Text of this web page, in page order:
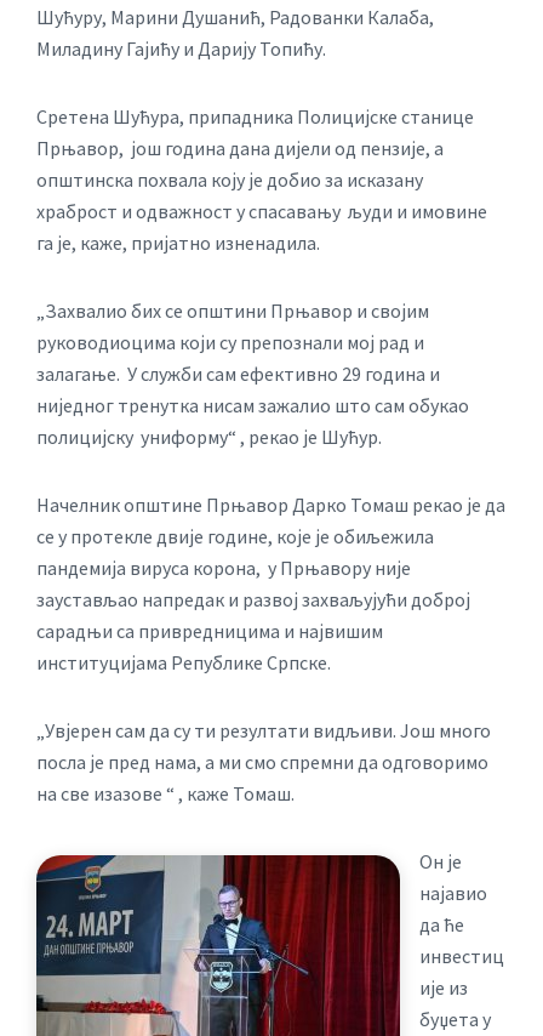
Шућуру, Марини Душанић, Радованки Калаба,
Миладину Гајићу и Дарију Топићу.
Сретена Шућура, припадника Полицијске станице
Прњавор, још година дана дијели од пензије, а
општинска похвала коју је добио за исказану
храброст и одважност у спасавању људи и имовине
га је, каже, пријатно изненадила.
„Захвалио бих се општини Прњавор и својим
руководиоцима који су препознали мој рад и
залагање. У служби сам ефективно 29 година и
ниједног тренутка нисам зажалио што сам обукао
полицијску униформу“ , рекао је Шућур.
Начелник општине Прњавор Дарко Томаш рекао је да
се у протекле двије године, које је обиљежила
пандемија вируса корона, у Прњавору није
заустављао напредак и развој захваљујући доброј
сарадњи са привредницима и највишим
институцијама Републике Српске.
„Увјерен сам да су ти резултати видљиви. Још много
посла је пред нама, а ми смо спремни да одговоримо
на све изазове “ , каже Томаш.
Он је
најавио
да ће
инвестиц
ије из
буџета у